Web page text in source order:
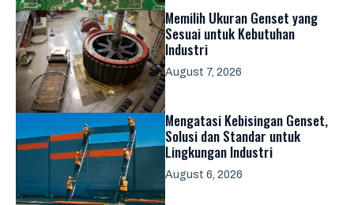
Memilih Ukuran Genset yang
Sesuai untuk Kebutuhan
Industri
August 7, 2026
Mengatasi Kebisingan Genset,
Solusi dan Standar untuk
Lingkungan Industri
August 6, 2026